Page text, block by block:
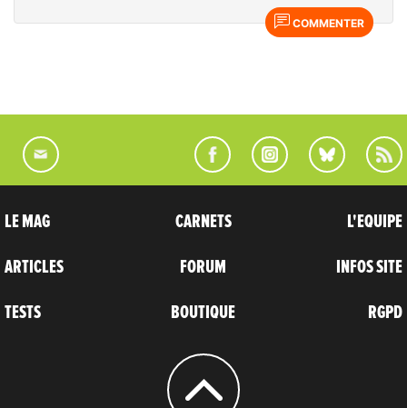
COMMENTER
LE MAG
ARTICLES
TESTS
CARNETS
FORUM
BOUTIQUE
L'EQUIPE
INFOS SITE
RGPD